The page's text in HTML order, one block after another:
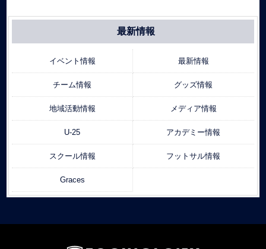
最新情報
イベント情報 最新情報
チーム情報 グッズ情報
地域活動情報 メディア情報
U-25 アカデミー情報
スクール情報 フットサル情報
Graces